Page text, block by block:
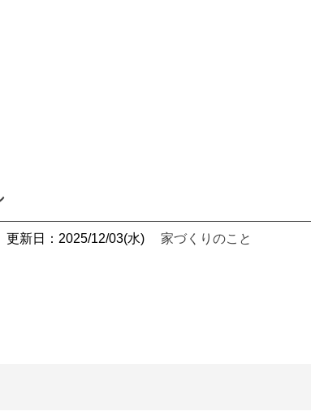
更新日：2025/12/03(水) 家づくりのこと